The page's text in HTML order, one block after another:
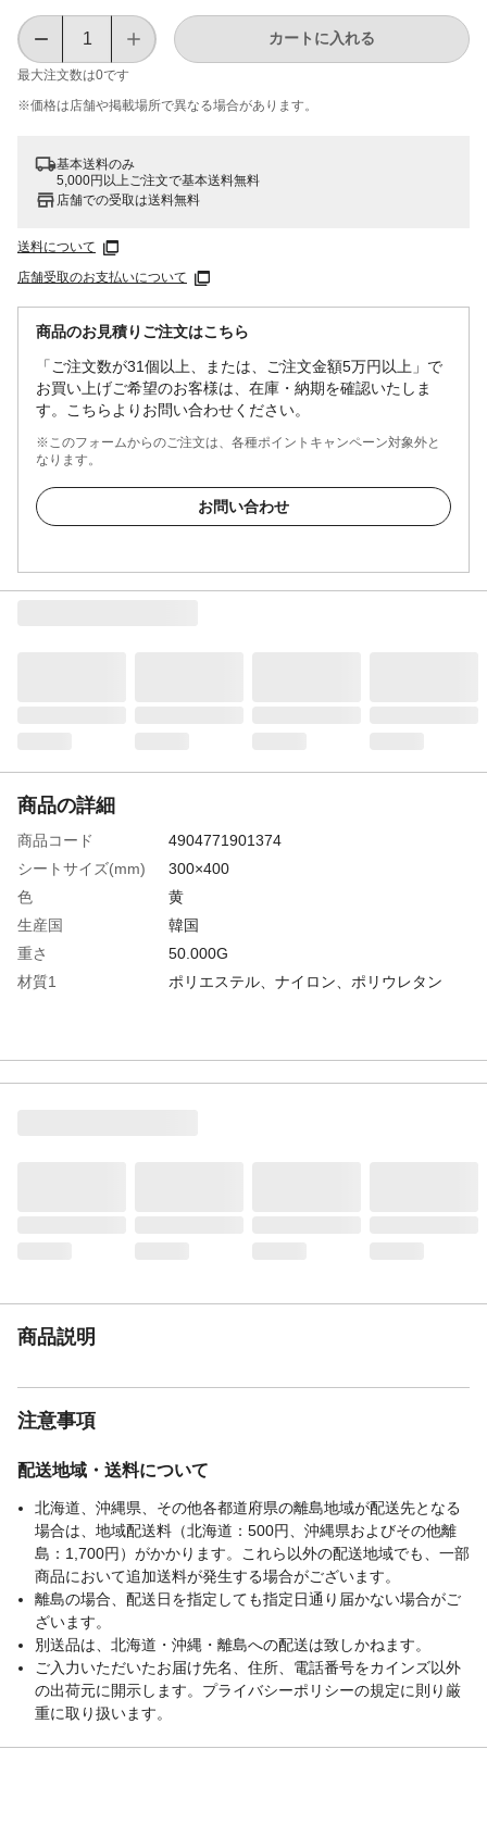
最大注文数は0です
カートに入れる
※価格は​店舗や​掲載場所で​異なる​場合が​あります。
基本送料のみ
5,000円以上ご注文で基本送料無料
店舗での受取は送料無料
送料について
店舗受取のお支払いについて
商品のお見積りご注文はこちら
「ご注文数が31個以上、または、ご注文金額5万円以上」で
お買い上げご希望のお客様は、在庫・納期を確認いたしま
す。こちらよりお問い合わせください。
※このフォームからのご注文は、各種ポイントキャンペーン対象外と
なります。
お問い合わせ
商品の詳細
商品コード
4904771901374
シートサイズ(mm)
300×400
色
黄
生産国
韓国
重さ
50.000G
材質1
ポリエステル、ナイロン、ポリウレタン
商品説明
注意事項
配送地域・送料について
北海道、沖縄県、その他各都道府県の離島地域が配送先となる
場合は、地域配送料（北海道：500円、沖縄県およびその他離
島：1,700円）がかかります。これら以外の配送地域でも、一部
商品において追加送料が発生する場合がございます。
離島の場合、配送日を指定しても指定日通り届かない場合がご
ざいます。
別送品は、北海道・沖縄・離島への配送は致しかねます。
ご入力いただいたお届け先名、住所、電話番号をカインズ以外
の出荷元に開示します。プライバシーポリシーの規定に則り厳
重に取り扱います。